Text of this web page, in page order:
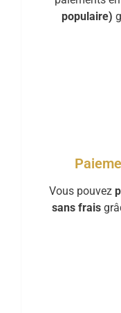
populaire)
Vous pouvez
sans frais